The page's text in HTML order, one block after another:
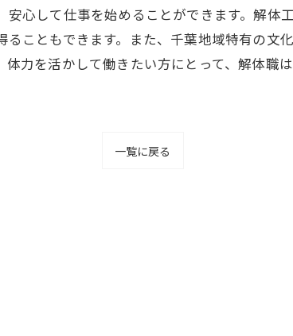
心して仕事を始めることができます。解体
こともできます。また、千葉地域特有の文
力を活かして働きたい方にとって、解体職
一覧に戻る